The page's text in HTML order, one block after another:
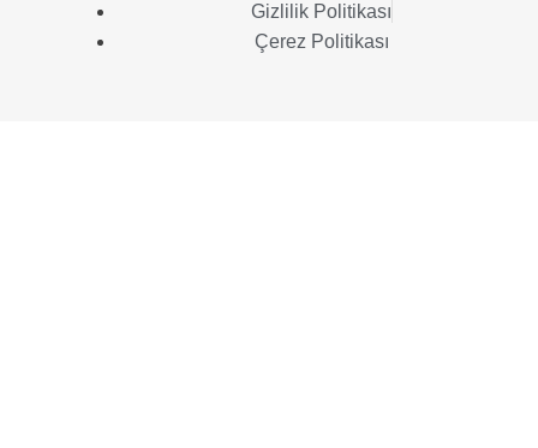
Gizlilik Politikası
Çerez Politikası